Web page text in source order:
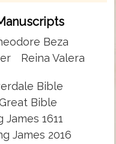
Beza
Reina Valera
Bible
Bible
James 1611
James 2016